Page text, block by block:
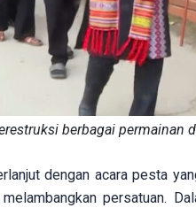
berbagai permainan
dengan acara pesta
persatuan.